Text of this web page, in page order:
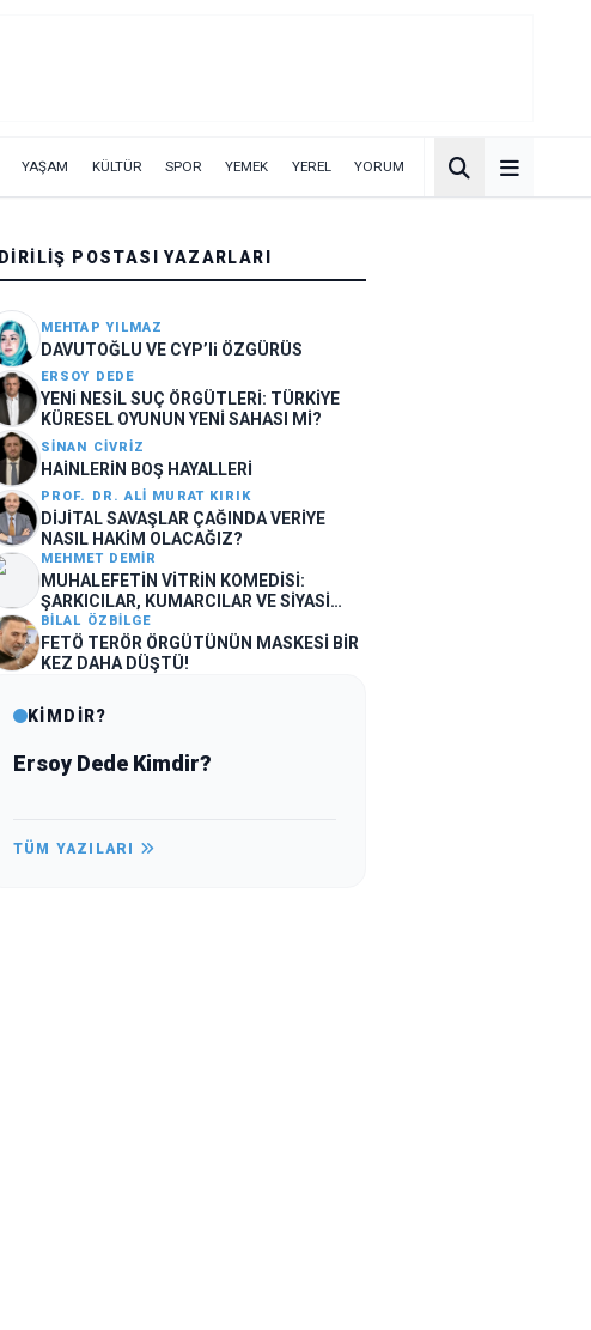
YAŞAM KÜLTÜR SPOR YEMEK YEREL YORUM
DIRILIŞ POSTASI YAZARLARI
MEHTAP YILMAZ
DAVUTOĞLU VE CYP’li ÖZGÜRÜS
ERSOY DEDE
YENİ NESİL SUÇ ÖRGÜTLERİ: TÜRKİYE
KÜRESEL OYUNUN YENİ SAHASI Mİ?
SINAN CIVRIZ
HAİNLERİN BOŞ HAYALLERİ
PROF. DR. ALI MURAT KIRIK
DİJİTAL SAVAŞLAR ÇAĞINDA VERİYE
NASIL HAKİM OLACAĞIZ?
MEHMET DEMIR
MUHALEFETİN VİTRİN KOMEDİSİ:
ŞARKICILAR, KUMARCILAR VE SİYASİ
İLLÜZYONLAR
BILAL ÖZBILGE
FETÖ TERÖR ÖRGÜTÜNÜN MASKESİ BİR
KEZ DAHA DÜŞTÜ!
KİMDİR?
Ersoy Dede Kimdir?
TÜM YAZILARI